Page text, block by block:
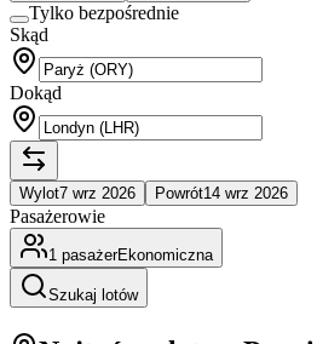
Tylko bezpośrednie
Skąd
Dokąd
Wylot7 wrz 2026 Powrót14 wrz 2026
Pasażerowie
1 pasażerEkonomiczna
Szukaj lotów